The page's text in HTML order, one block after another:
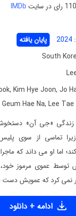
IMDb
:
2024
پایان یافته
, Kim Hye Joon, Jo
Geum Hae Na, Lee Tae
زندگی «جی آن»
تماسی از سوی
اما او می داند که
توسط عموی مرموز
نمی کرد که عمویش دست
ادامه + دانلود